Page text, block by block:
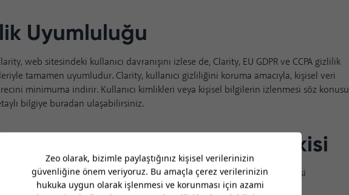
Uyumluluğu
web sitesindeki kullanıcı davranışını izlese de, Clarity, EU GDPRveCCPAgizlilik
tamamen uyumludur. Clarity, kullanıcı gizliliğini koruma amacıyla, kişisel veri
minimuma indirir. Kullanıcı kimlikleri veya kişisel bilgilerin izlenmesi söz konusu
bilgiye buradan ulaşabilirsiniz.
Clarity'nin Site Hızına Etkisi
JavaScript'i asenkron olarak yüklenir veMicrosoft'a göreweb sitesi
etkilemez.